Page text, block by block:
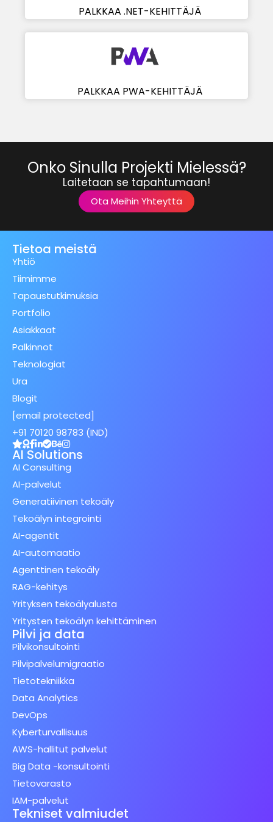
PALKKAA .NET-KEHITTÄJÄ
PALKKAA PWA-KEHITTÄJÄ
Onko Sinulla Projekti Mielessä?
Laitetaan se tapahtumaan!
Ota Meihin Yhteyttä
Tietoa meistä
Yhtiö
Tiimimme
Tapaustutkimuksia
Portfolio
Asiakkaat
Palkinnot
Teknologiat
Ura
Blogit
[email protected]
+91 70120 98783 (IND)
AI Solutions
AI Consulting
AI-palvelut
Generatiivinen tekoäly
Tekoälyn integrointi
AI-agentit
AI-automaatio
Agenttinen tekoäly
RAG-kehitys
Yrityksen tekoälyalusta
Yritysten tekoälyn kehittäminen
Pilvi ja data
Pilvikonsultointi
Pilvipalvelumigraatio
Tietotekniikka
Data Analytics
DevOps
Kyberturvallisuus
AWS-hallitut palvelut
Big Data -konsultointi
Tietovarasto
IAM-palvelut
Tekniset valmiudet